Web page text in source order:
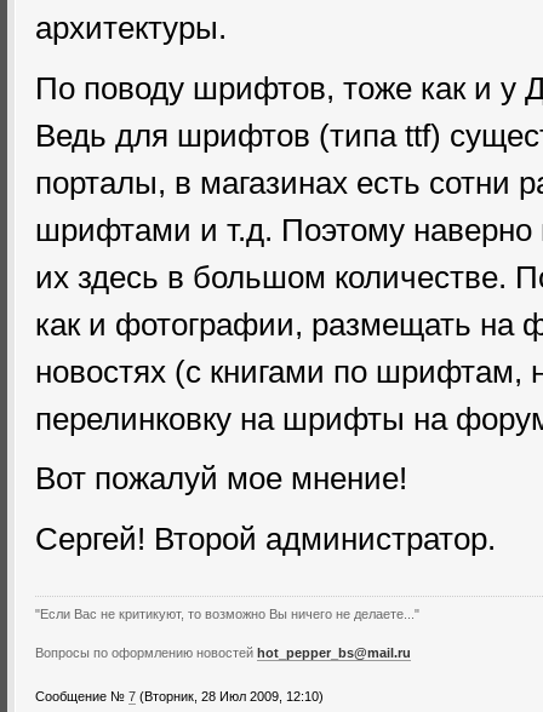
архитектуры.
По поводу шрифтов, тоже как и у
Ведь для шрифтов (типа ttf)
порталы, в магазинах есть сотни
шрифтами и т.д. Поэтому
их здесь в большом количестве.
как и фотографии, размещать на
новостях (с книгами по шрифтам,
перелинковку на шрифты на
Вот пожалуй мое мнение!
Сергей! Второй администратор.
"Если Вас не критикуют, то возможно Вы ничего не делаете..."
Вопросы по оформлению новостей hot_pepper_bs@mail.ru
Сообщение № 7 (Вторник, 28 Июл 2009, 12:10)